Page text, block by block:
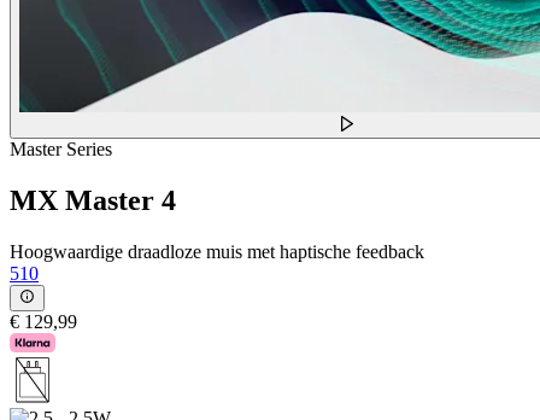
Master Series
MX Master 4
Hoogwaardige draadloze muis met haptische feedback
510
€ 129,99